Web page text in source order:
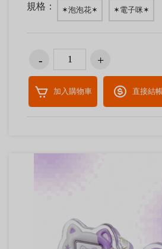
規格：
✶泡泡花✶ ✶電子咪✶
加入購物車 直接結